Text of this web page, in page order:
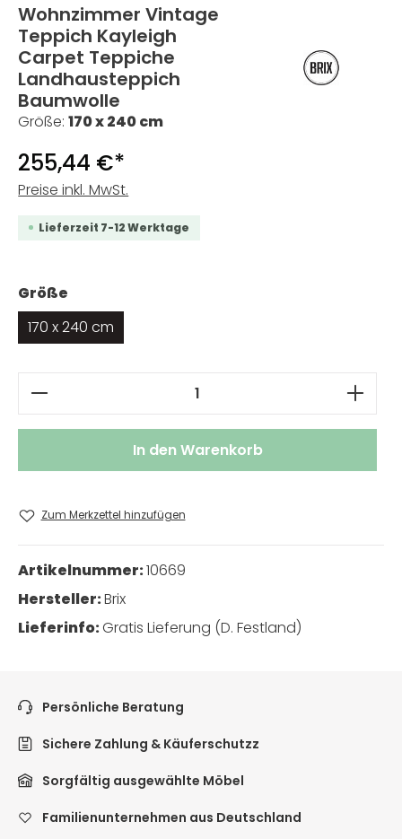
Wohnzimmer Vintage
Teppich Kayleigh
Carpet Teppiche
Landhausteppich
Baumwolle
Größe:170 x 240 cm
255,44 €*
Preise inkl. MwSt.
Lieferzeit 7-12 Werktage
Größe
170 x 240 cm
Produkt Anzahl: Gib den
In den Warenkorb
Zum Merkzettel hinzufügen
Artikelnummer:10669
Hersteller:Brix
Lieferinfo:Gratis Lieferung (D. Festland)
Persönliche Beratung
Sichere Zahlung & Käuferschutzz
Sorgfältig ausgewählte Möbel
Familienunternehmen aus Deutschland